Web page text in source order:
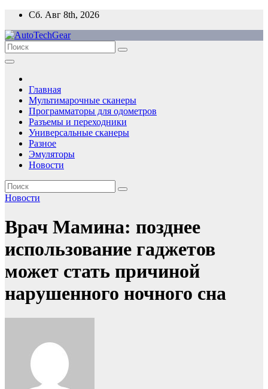
Перейти
содержимому
Сб. Авг 8th, 2026
Главная
Мультимарочные сканеры
Программаторы для одометров
Разъемы и переходники
Универсальные сканеры
Разное
Эмуляторы
Новости
Новости
Врач Мамина: позднее
использование гаджетов
может стать причиной
нарушенного ночного сна